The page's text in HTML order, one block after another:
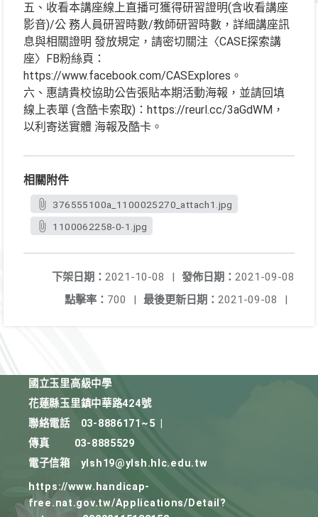
五、收看本講座線上直播可獲得研習證明(含收看講座
影音)/公 務人員研習時數/教師研習時數，詳細講座訊
息與相關證明 發放規定，請密切關注〈CASE探索講
座〉FB粉絲頁：
https://www.facebook.com/CASExplores。
六、惠請貴校協助公告張貼本期活動海報，並請回填
線上表單 (含酷卡索取)：https://reurl.cc/3aGdWM，
以利寄送實體 海報及酷卡。
相關附件
376555100a_1100025270_attach1.jpg
1100062258-0-1.jpg
發佈日期： 2021-09-08
下架日期： 2021-10-08
|
最後更新日期： 2021-09-08 |
點擊率： 700 |
國立玉里高級中學
花蓮縣玉里鎮中華路424號
聯絡電話
03-8886171~5
傳真
03-8885529
電子信箱
ylsh19@ylsh.hlc.edu.tw
https://www.handicap-
free.nat.gov.tw/Applications/Detail?